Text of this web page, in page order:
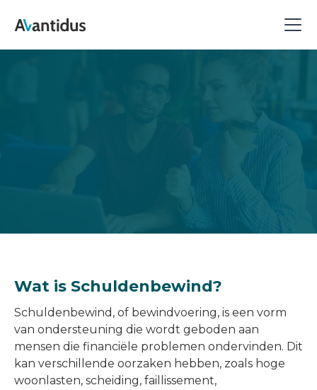
Wat is Schuldenbewind?
Schuldenbewind, of bewindvoering, is een vorm
van ondersteuning die wordt geboden aan
mensen die financiële problemen ondervinden. Dit
kan verschillende oorzaken hebben, zoals hoge
woonlasten, scheiding, faillissement,